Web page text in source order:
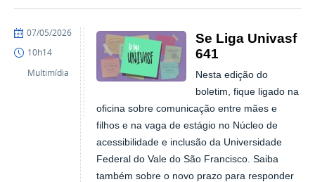
Se Liga Univasf
641
Nesta edição do
boletim, fique ligado na
oficina sobre comunicação entre mães e
filhos e na vaga de estágio no Núcleo de
acessibilidade e inclusão da Universidade
Federal do Vale do São Francisco. Saiba
também sobre o novo prazo para responder
publicado
07/05/2026
10h14
Multimídia